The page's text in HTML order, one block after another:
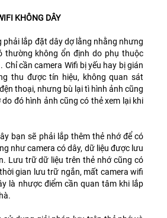
KHÔNG DÂY
phải lắp đặt dây dợ lằng nhằng nhưng
thường không ổn định do phụ thuộc
cần camera Wifi bị yếu hay bị gián
thu được tín hiệu, không quan sát
thoại, nhưng bù lại tì hình ảnh cũng
đó hình ảnh cũng có thẻ xem lại khi
bạn sẽ phải lắp thêm thẻ nhớ để có
như camera có dây, dữ liệu được lưu
Lưu trữ dữ liệu trên thẻ nhớ cũng có
gian lưu trữ ngắn, mất camera wifi
là nhược điểm cần quan tâm khi lắp